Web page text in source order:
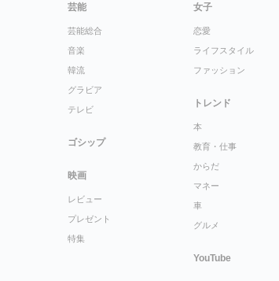
芸能
芸能総合
音楽
韓流
グラビア
テレビ
ゴシップ
映画
レビュー
プレゼント
特集
女子
恋愛
ライフスタイル
ファッション
トレンド
本
教育・仕事
からだ
マネー
車
グルメ
YouTube